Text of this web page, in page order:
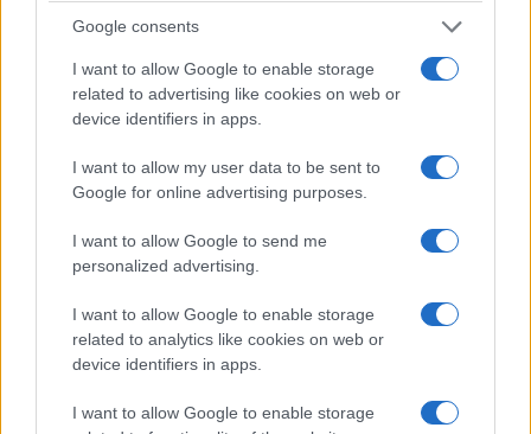
Google consents
I want to allow Google to enable storage
related to advertising like cookies on web or
device identifiers in apps.
I want to allow my user data to be sent to
Google for online advertising purposes.
I want to allow Google to send me
personalized advertising.
I want to allow Google to enable storage
related to analytics like cookies on web or
device identifiers in apps.
I want to allow Google to enable storage
ΠΟΝΤΟΣ
Ποντιακά χωρίς σύνορα: Ανοιχτές οι εγγραφές
για τα μαθήματα του φθινοπώρου σε ΗΠΑ και
7/08/2026 - 8:26μμ